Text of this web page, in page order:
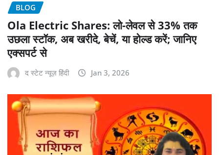
BLOG
Ola Electric Shares: लो-लेवल से 33% तक
उछला स्टॉक, अब खरीदे, बेचें, या होल्ड करें; जानिए
एक्सपर्ट से
द स्टेट न्यूज़ हिंदी Jan 3, 2026